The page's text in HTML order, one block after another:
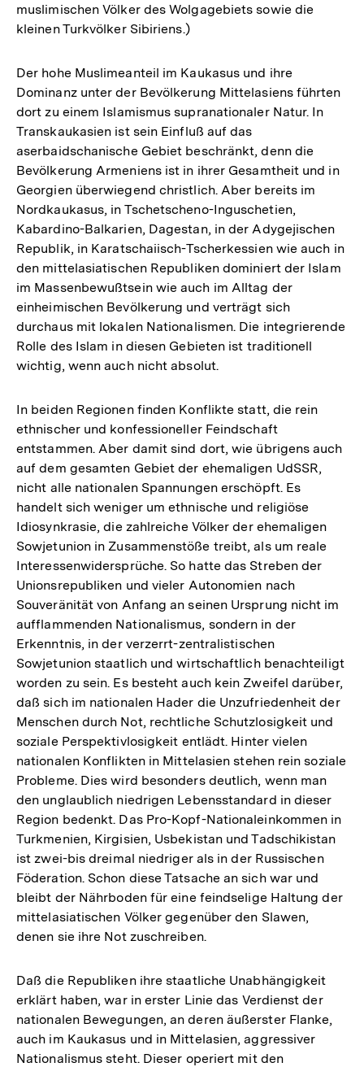
muslimischen Völker des Wolgagebiets sowie die
kleinen Turkvölker Sibiriens.)
Der hohe Muslimeanteil im Kaukasus und ihre
Dominanz unter der Bevölkerung Mittelasiens führten
dort zu einem Islamismus supranationaler Natur. In
Transkaukasien ist sein Einfluß auf das
aserbaidschanische Gebiet beschränkt, denn die
Bevölkerung Armeniens ist in ihrer Gesamtheit und in
Georgien überwiegend christlich. Aber bereits im
Nordkaukasus, in Tschetscheno-Inguschetien,
Kabardino-Balkarien, Dagestan, in der Adygejischen
Republik, in Karatschaiisch-Tscherkessien wie auch in
den mittelasiatischen Republiken dominiert der Islam
im Massenbewußtsein wie auch im Alltag der
einheimischen Bevölkerung und verträgt sich
durchaus mit lokalen Nationalismen. Die integrierende
Rolle des Islam in diesen Gebieten ist traditionell
wichtig, wenn auch nicht absolut.
In beiden Regionen finden Konflikte statt, die rein
ethnischer und konfessioneller Feindschaft
entstammen. Aber damit sind dort, wie übrigens auch
auf dem gesamten Gebiet der ehemaligen UdSSR,
nicht alle nationalen Spannungen erschöpft. Es
handelt sich weniger um ethnische und religiöse
Idiosynkrasie, die zahlreiche Völker der ehemaligen
Sowjetunion in Zusammenstöße treibt, als um reale
Interessenwidersprüche. So hatte das Streben der
Unionsrepubliken und vieler Autonomien nach
Souveränität von Anfang an seinen Ursprung nicht im
aufflammenden Nationalismus, sondern in der
Erkenntnis, in der verzerrt-zentralistischen
Sowjetunion staatlich und wirtschaftlich benachteiligt
worden zu sein. Es besteht auch kein Zweifel darüber,
daß sich im nationalen Hader die Unzufriedenheit der
Menschen durch Not, rechtliche Schutzlosigkeit und
soziale Perspektivlosigkeit entlädt. Hinter vielen
nationalen Konflikten in Mittelasien stehen rein soziale
Probleme. Dies wird besonders deutlich, wenn man
den unglaublich niedrigen Lebensstandard in dieser
Region bedenkt. Das Pro-Kopf-Nationaleinkommen in
Turkmenien, Kirgisien, Usbekistan und Tadschikistan
ist zwei-bis dreimal niedriger als in der Russischen
Föderation. Schon diese Tatsache an sich war und
bleibt der Nährboden für eine feindselige Haltung der
mittelasiatischen Völker gegenüber den Slawen,
denen sie ihre Not zuschreiben.
Daß die Republiken ihre staatliche Unabhängigkeit
erklärt haben, war in erster Linie das Verdienst der
nationalen Bewegungen, an deren äußerster Flanke,
auch im Kaukasus und in Mittelasien, aggressiver
Nationalismus steht. Dieser operiert mit den